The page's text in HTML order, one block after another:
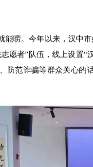
唠。今年以来，汉中市
愿者”队伍，线上设置
防范诈骗等群众关心